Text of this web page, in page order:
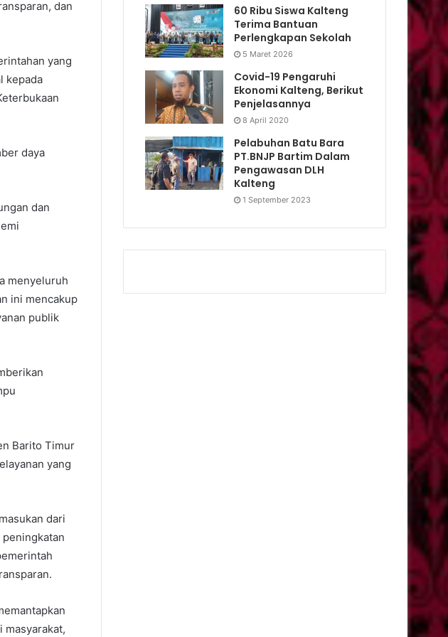
dan
yang
kepada
daya
dan
menyeluruh
ini mencakup
publik
Barito Timur
yang
dari
masyarakat,
60 Ribu Siswa Kalteng
Terima Bantuan
Perlengkapan Sekolah
5 Maret 2026
Covid-19 Pengaruhi
Ekonomi Kalteng, Berikut
Penjelasannya
8 April 2020
Pelabuhan Batu Bara
PT.BNJP Bartim Dalam
Pengawasan DLH
Kalteng
1 September 2023